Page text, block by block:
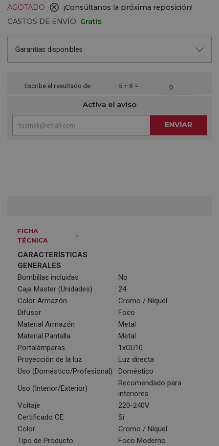
AGOTADO
¡Consúltanos la próxima reposición!
GASTOS DE ENVÍO: Gratis
Garantías disponibles
Escribe el resultado de: 5 + 8 =
Activa el aviso
ENVIAR
FICHA
TÉCNICA
CARACTERÍSTICAS
GENERALES
Bombillas incluidas
No
Caja Master (Unidades)
24
Color Armazón
Cromo / Níquel
Difusor
Foco
Material Armazón
Metal
Material Pantalla
Metal
Portalámparas
1xGU10
Proyección de la luz
Luz directa
Uso (Doméstico/Profesional)
Doméstico
Uso (Interior/Exterior)
Recomendado para
interiores
Voltaje
220-240V
Certificado CE
Sí
Color
Cromo / Níquel
Tipo de Producto
Foco Moderno